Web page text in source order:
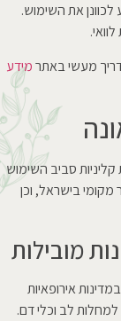
לכוונן את השימוש.
מעשי באתרמידע
סביב השימוש
בישראל, וכן
מובילות
אירופאיות
למחלות לב וכלי דם.